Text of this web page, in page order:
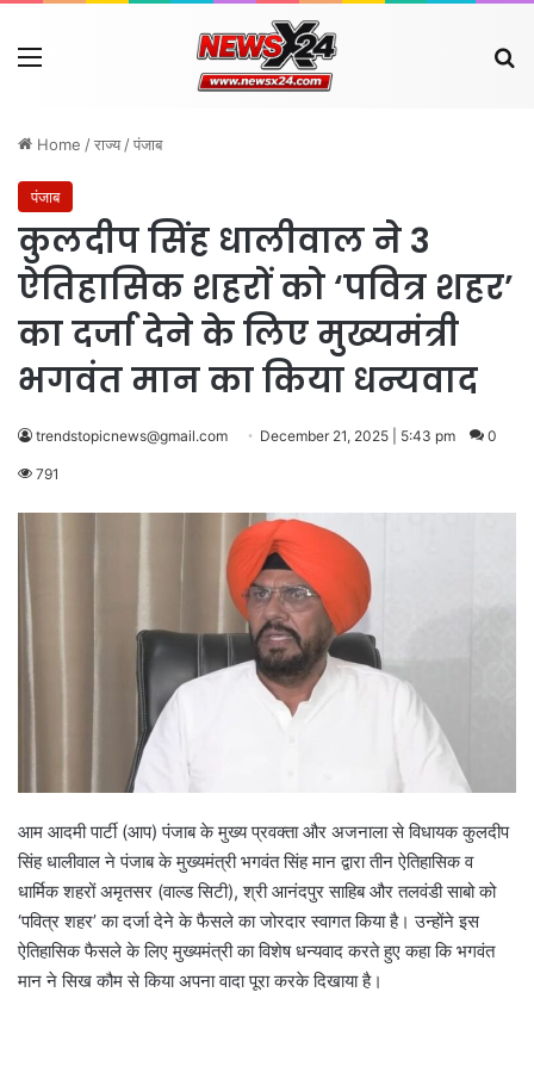
Menu
Home /राज्य /पंजाब
पंजाब
कुलदीप सिंह धालीवाल ने 3
ऐतिहासिक शहरों को ‘पवित्र शहर’
का दर्जा देने के लिए मुख्यमंत्री
भगवंत मान का किया धन्यवाद
trendstopicnews@gmail.com December 21, 2025 | 5:43 pm 0
791
आम आदमी पार्टी (आप) पंजाब के मुख्य प्रवक्ता और अजनाला से विधायक कुलदीप
सिंह धालीवाल ने पंजाब के मुख्यमंत्री भगवंत सिंह मान द्वारा तीन ऐतिहासिक व
धार्मिक शहरों अमृतसर (वाल्ड सिटी), श्री आनंदपुर साहिब और तलवंडी साबो को
‘पवित्र शहर’ का दर्जा देने के फैसले का जोरदार स्वागत किया है। उन्होंने इस
ऐतिहासिक फैसले के लिए मुख्यमंत्री का विशेष धन्यवाद करते हुए कहा कि भगवंत
मान ने सिख कौम से किया अपना वादा पूरा करके दिखाया है।